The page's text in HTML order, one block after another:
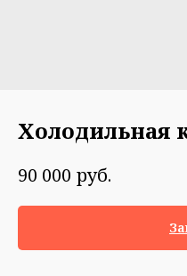
Холодильная
90 000 руб.